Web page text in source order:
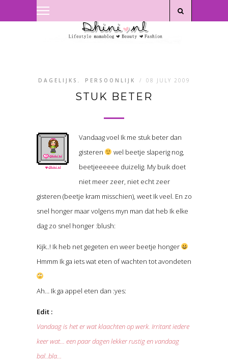
DAGELIJKS , PERSOONLIJK / 08 JULY 2009
STUK BETER
Vandaag voel Ik me stuk beter dan
gisteren
wel beetje slaperig nog,
beetjeeeeee duizelig. My buik doet
niet meer zeer, niet echt zeer
gisteren (beetje kram misschien), weet Ik veel. En zo
snel honger maar volgens myn man dat heb Ik elke
dag zo snel honger :blush:
Kijk..! Ik heb net gegeten en weer beetje honger
Hmmm Ik ga iets wat eten of wachten tot avondeten
Ah… Ik ga appel eten dan :yes:
Edit :
Vandaag is het er wat klaachten op werk. Irritant iedere
keer wat… een paar dagen lekker rustig en vandaag
bal..bla…